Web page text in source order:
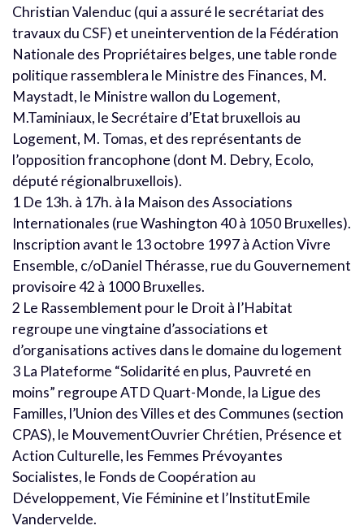
Christian Valenduc (qui a assuré le secrétariat des
travaux du CSF) et uneintervention de la Fédération
Nationale des Propriétaires belges, une table ronde
politique rassemblera le Ministre des Finances, M.
Maystadt, le Ministre wallon du Logement,
M.Taminiaux, le Secrétaire d’Etat bruxellois au
Logement, M. Tomas, et des représentants de
l’opposition francophone (dont M. Debry, Ecolo,
député régionalbruxellois).
1 De 13h. à 17h. à la Maison des Associations
Internationales (rue Washington 40 à 1050 Bruxelles).
Inscription avant le 13 octobre 1997 à Action Vivre
Ensemble, c/oDaniel Thérasse, rue du Gouvernement
provisoire 42 à 1000 Bruxelles.
2 Le Rassemblement pour le Droit à l’Habitat
regroupe une vingtaine d’associations et
d’organisations actives dans le domaine du logement
3 La Plateforme “Solidarité en plus, Pauvreté en
moins” regroupe ATD Quart-Monde, la Ligue des
Familles, l’Union des Villes et des Communes (section
CPAS), le MouvementOuvrier Chrétien, Présence et
Action Culturelle, les Femmes Prévoyantes
Socialistes, le Fonds de Coopération au
Développement, Vie Féminine et l’InstitutEmile
Vandervelde.